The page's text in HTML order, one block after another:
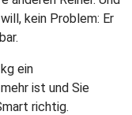
kein Problem: Er
ein
ist und Sie
richtig.